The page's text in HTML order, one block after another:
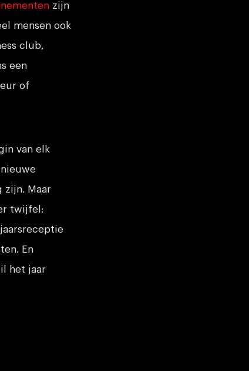
zijn
mensen ook
club,
een
of
van elk
zijn. Maar
twijfel:
En
het jaar